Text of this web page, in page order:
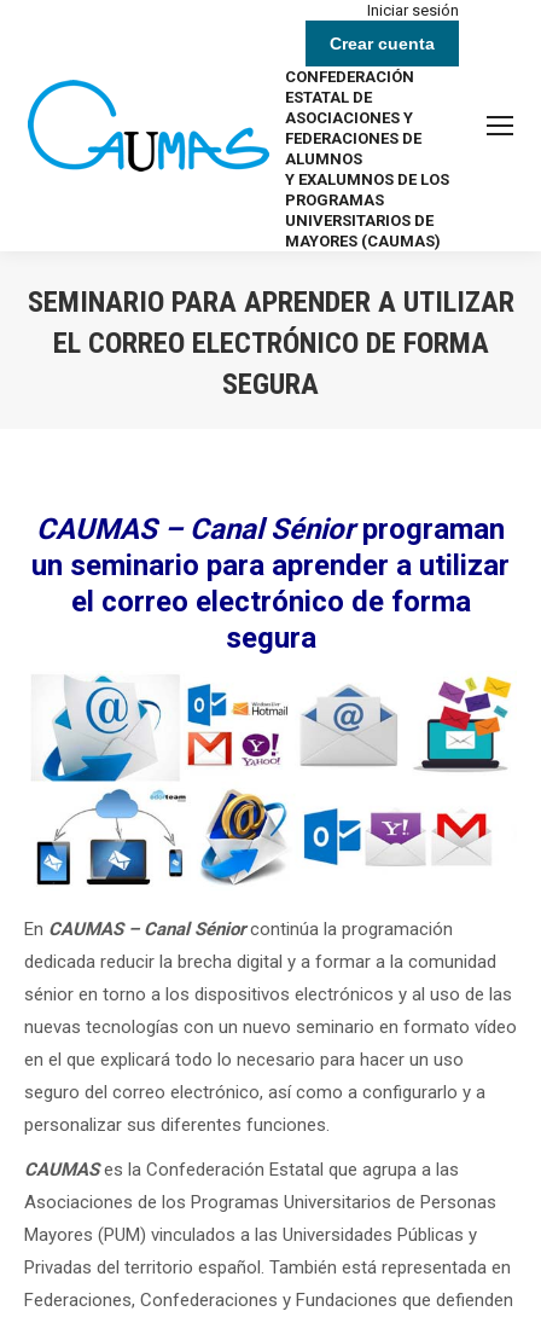
Iniciar sesión
Crear cuenta
CONFEDERACIÓN
ESTATAL DE
ASOCIACIONES Y
FEDERACIONES DE
ALUMNOS
Y EXALUMNOS DE LOS
PROGRAMAS
UNIVERSITARIOS DE
MAYORES (CAUMAS)
SEMINARIO PARA APRENDER A UTILIZAR
EL CORREO ELECTRÓNICO DE FORMA
SEGURA
CAUMAS – Canal Séniorprograman
un seminario para aprender a utilizar
el correo electrónico de forma
segura
En CAUMAS – Canal Séniorcontinúa la programación
dedicada reducir la brecha digital y a formar a la comunidad
sénior en torno a los dispositivos electrónicos y al uso de las
nuevas tecnologías con un nuevo seminario en formato vídeo
en el que explicará todo lo necesario para hacer un uso
seguro del correo electrónico, así como a configurarlo y a
personalizar sus diferentes funciones.
CAUMASes la Confederación Estatal que agrupa a las
Asociaciones de los Programas Universitarios de Personas
Mayores (PUM) vinculados a las Universidades Públicas y
Privadas del territorio español. También está representada en
Federaciones, Confederaciones y Fundaciones que defienden